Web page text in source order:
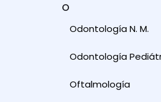
O
Odontología N. M.
Odontología
Oftalmología